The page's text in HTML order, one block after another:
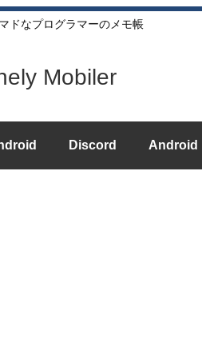
ドなプログラマーのメモ帳
Mobiler
Discord Android